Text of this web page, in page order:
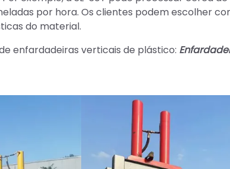
por hora. Os clientes podem escolher
do material.
enfardadeiras verticais de plástico: